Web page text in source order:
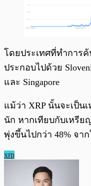
โดยประเทศที่ทำการ
ประกอบไปด้วย
และ Singapore
แม้ว่า XRP นั้นจะเป็
นัก หากเทียบกับเหรี
พุ่งขึ้นไปกว่า 48% จา
xrp